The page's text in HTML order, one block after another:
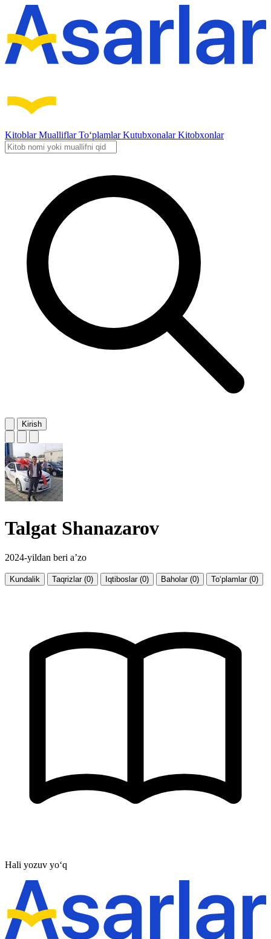
KitoblarMualliflarTo‘plamlarKutubxonalarKitobxonlar
Kirish
Talgat Shanazarov
2024-yildan beri a’zo
Kundalik Taqrizlar (0) Iqtiboslar (0) Baholar (0) To‘plamlar (0)
Hali yozuv yo‘q